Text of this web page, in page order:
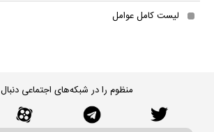
لیست کامل عوامل
منظوم را در شبکه‌های اجتماعی